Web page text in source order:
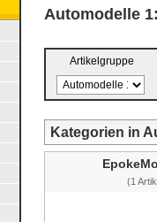
Automodelle
Artikelgruppe
Kategorien in
(1